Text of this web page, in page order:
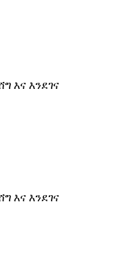
እና እንደገና
እና እንደገና